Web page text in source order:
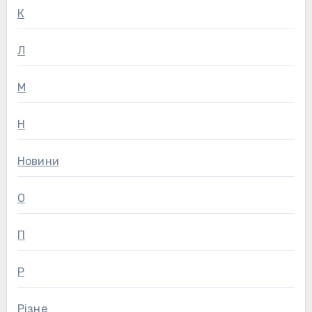
К
Л
М
Н
Новини
О
П
Р
Різне